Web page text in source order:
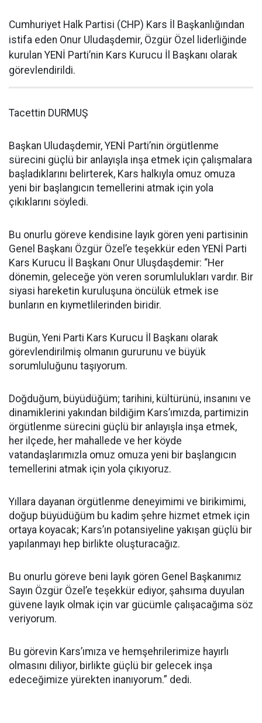
Cumhuriyet Halk Partisi (CHP) Kars İl Başkanlığından
istifa eden Onur Uludaşdemir, Özgür Özel liderliğinde
kurulan YENİ Parti’nin Kars Kurucu İl Başkanı olarak
görevlendirildi.
Tacettin DURMUŞ
Başkan Uludaşdemir, YENİ Parti’nin örgütlenme
sürecini güçlü bir anlayışla inşa etmek için çalışmalara
başladıklarını belirterek, Kars halkıyla omuz omuza
yeni bir başlangıcın temellerini atmak için yola
çıkıklarını söyledi.
Bu onurlu göreve kendisine layık gören yeni partisinin
Genel Başkanı Özgür Özel’e teşekkür eden YENİ Parti
Kars Kurucu İl Başkanı Onur Uluşdaşdemir: “Her
dönemin, geleceğe yön veren sorumlulukları vardır. Bir
siyasi hareketin kuruluşuna öncülük etmek ise
bunların en kıymetlilerinden biridir.
Bugün, Yeni Parti Kars Kurucu İl Başkanı olarak
görevlendirilmiş olmanın gururunu ve büyük
sorumluluğunu taşıyorum.
Doğduğum, büyüdüğüm; tarihini, kültürünü, insanını ve
dinamiklerini yakından bildiğim Kars’ımızda, partimizin
örgütlenme sürecini güçlü bir anlayışla inşa etmek,
her ilçede, her mahallede ve her köyde
vatandaşlarımızla omuz omuza yeni bir başlangıcın
temellerini atmak için yola çıkıyoruz.
Yıllara dayanan örgütlenme deneyimimi ve birikimimi,
doğup büyüdüğüm bu kadim şehre hizmet etmek için
ortaya koyacak; Kars’ın potansiyeline yakışan güçlü bir
yapılanmayı hep birlikte oluşturacağız.
Bu onurlu göreve beni layık gören Genel Başkanımız
Sayın Özgür Özel’e teşekkür ediyor, şahsıma duyulan
güvene layık olmak için var gücümle çalışacağıma söz
veriyorum.
Bu görevin Kars’ımıza ve hemşehrilerimize hayırlı
olmasını diliyor, birlikte güçlü bir gelecek inşa
edeceğimize yürekten inanıyorum.” dedi.